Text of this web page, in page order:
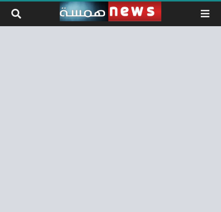
التخطي إلى المحتوى